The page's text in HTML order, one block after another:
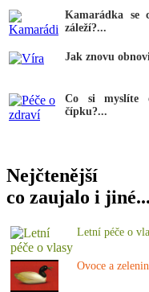
Kamarádka
záleží?...
Jak znovu
Co si myslíte
čípku?...
Nejčtenější
co zaujalo i jiné...
Letní péče o
Ovoce a